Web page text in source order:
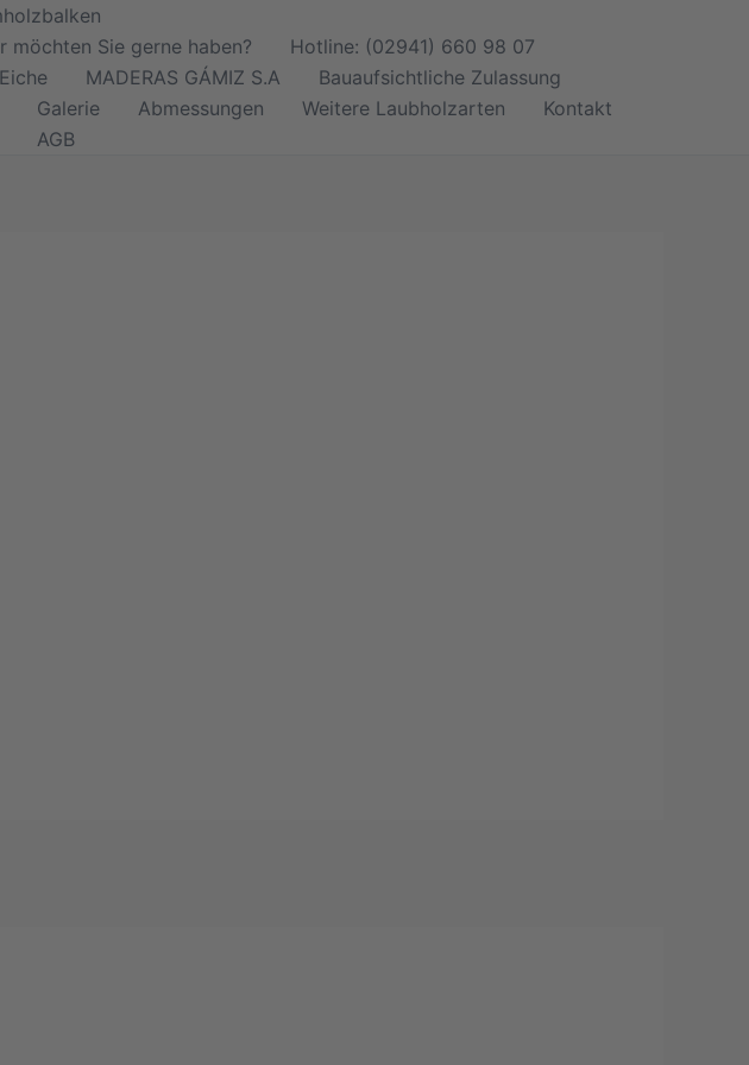
möchten Sie gerne haben?
Hotline: (02941) 660 98 07
MADERAS GÁMIZ S.A
Bauaufsichtliche Zulassung
Galerie Abmessungen Weitere Laubholzarten
Kontakt
AGB